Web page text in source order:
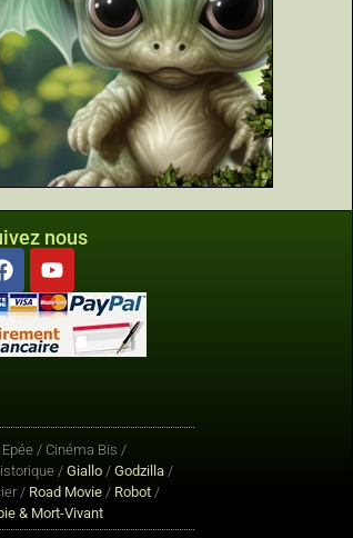
nous
/ Cinéma Bis /
/Giallo / Godzilla /
/ Road Movie / Robot /
& Mort-Vivant